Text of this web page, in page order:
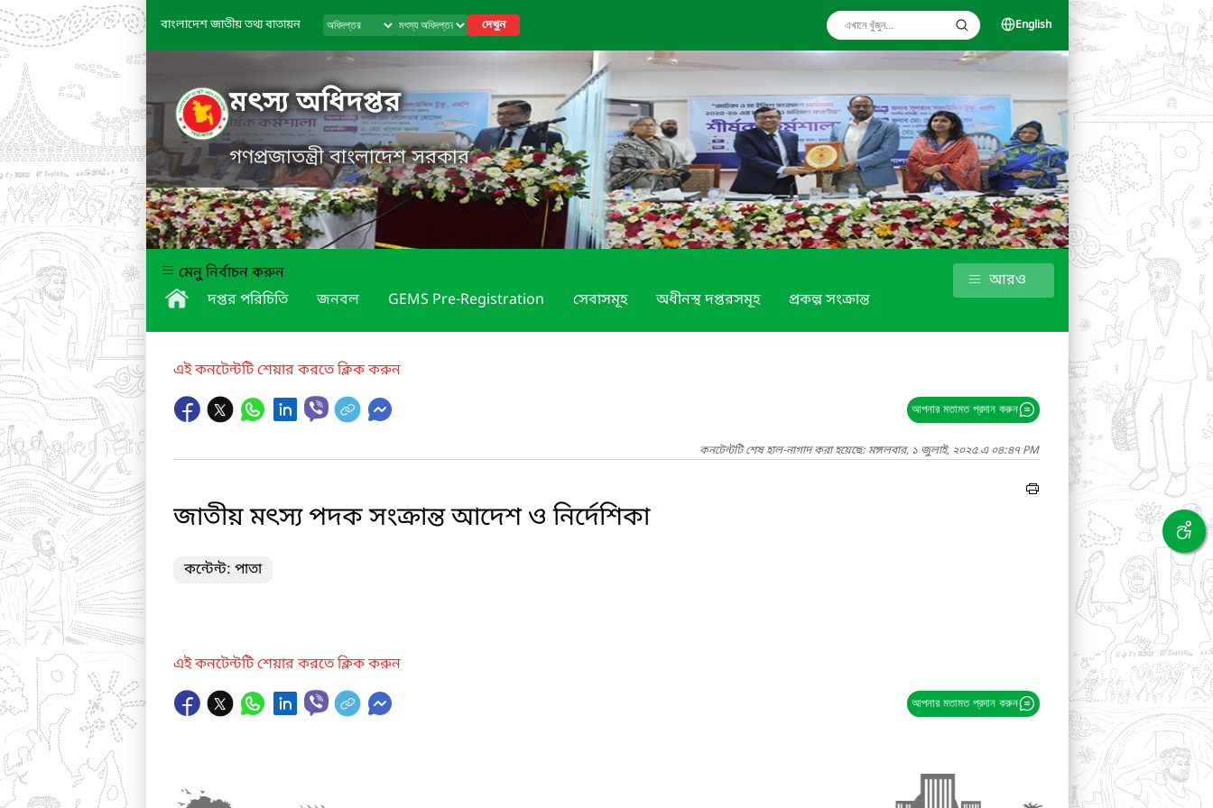
বাংলাদেশ জাতীয় তথ্য বাতায়ন দেখুন English
মৎস্য অধিদপ্তর
গণপ্রজাতন্ত্রী বাংলাদেশ সরকার
মেনু নির্বাচন করুন
দপ্তর পরিচিতি
জনবল GEMS Pre-Registration সেবাসমূহ অধীনস্থ দপ্তরসমূহ প্রকল্প সংক্রান্ত
আরও
এই কনটেন্টটি শেয়ার করতে ক্লিক করুন
আপনার মতামত প্রদান করুন
কনটেন্টটি শেষ হাল-নাগাদ করা হয়েছে: মঙ্গলবার, ১ জুলাই, ২০২৫ এ ০৪:৪৭ PM
জাতীয় মৎস্য পদক সংক্রান্ত আদেশ ও নির্দেশিকা
কন্টেন্ট: পাতা
এই কনটেন্টটি শেয়ার করতে ক্লিক করুন
আপনার মতামত প্রদান করুন